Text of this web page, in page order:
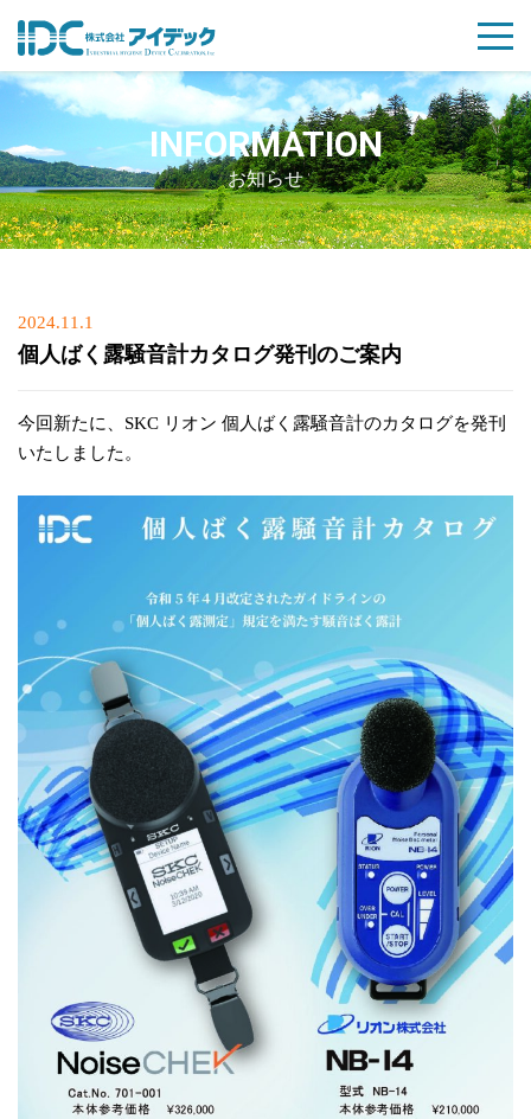
INFORMATION
お知らせ
Posted
on
2024.11.1
個人ばく露騒音計カタログ発刊のご案内
今回新たに、SKC リオン 個人ばく露騒音計のカタログを発刊
いたしました。